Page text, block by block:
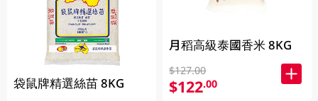
袋鼠牌精選絲苗 8KG
月稻高級泰國香米 8KG
$127.00
$122.00